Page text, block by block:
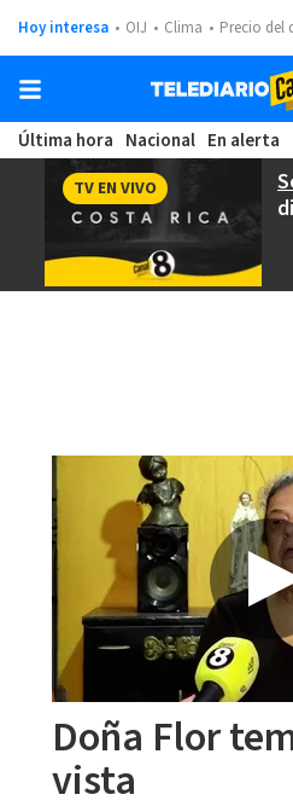
Hoy interesa OIJ Clima Precio del
Última hora Nacional En alerta
TV EN VIVO
Doña Flor
vista